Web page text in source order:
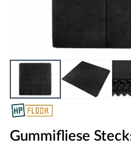
Gummifliese